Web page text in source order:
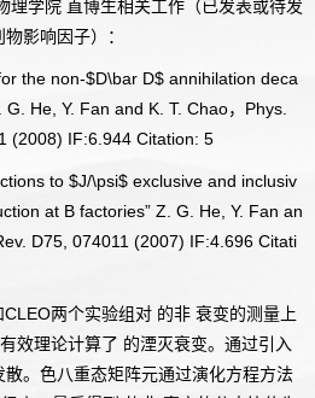
理学院 直博生相关工作（已发表或待发
影响因子）：
the non-$D\bar D$ annihilation deca
He, Y. Fan and K. T. Chao，Phys.
(2008) IF:6.944 Citation: 5
to $J/\psi$ exclusive and inclusiv
at B factories” Z. G. He, Y. Fan an
D75, 074011 (2007) IF:4.696 Citati
两个实验组对 的非 衰变的测量上
效理论计算了 的湮灭衰变。通过引入
。色八重态矩阵元通过演化方程方法